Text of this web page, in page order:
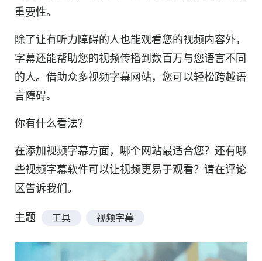
重要性。
除了让有听力障碍的人也能观看您的视频内容外，
字幕还能帮助您的视频传播到数百万与您语言不同
的人。借助众多视频字幕网站，您可以轻松跨越语
言障碍。
你有什么看法？
在添加视频字幕方面，哪个网站最适合您？还有哪
些视频字幕软件可以让视频更易于观看？请在评论
区告诉我们。
主题 工具 视频字幕